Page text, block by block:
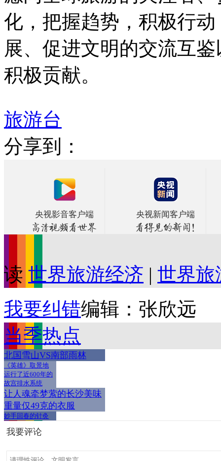
化，把握趋势，积极行
展、促进文明的交流互
积极贡献。
旅游台
分享到：
央视影音客户端 央视新闻客户端
读 世界旅游经济 | 世界旅
我要纠错编辑：张欣远
当季热点
北国雪山VS南部雨林
《英雄》取景地
运行了近600年的
故宫排水系统
让人魂牵梦萦的长沙美味
重量仅49克的衣服
妙手回春的针灸